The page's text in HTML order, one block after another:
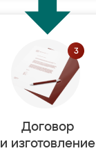
Договор
и изготовление